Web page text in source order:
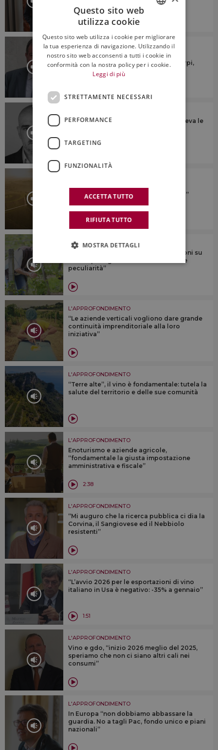
L'APPROFONDIMENTO
“Ridurre la produzione? No a
generalizzazioni su taglio rese o estirpi,
ogni territorio è diverso”
“Ascoltava tutti, parlava a tutti, e vedeva le
Il valore di essere B-Corp e delle
certificazioni di sostenibilità: il “caso”
L'APPROFONDIMENTO
Vino & finanza, il futuro “sono soluzioni su
misura per ogni azienda che ha le sue
peculiarità”
L'APPROFONDIMENTO
“Le aziende verticali vogliono dare grande
continuità imprenditoriale alla loro
iniziativa”
L'APPROFONDIMENTO
“Terre alte”, il vino è fondamentale: tutela la
salute del territorio e delle sue comunità
L'APPROFONDIMENTO
Enoturismo e aziende agricole,
“fondamentale la giusta impostazione
amministrativa e fiscale”
2:38
L'APPROFONDIMENTO
“Mi auguro che la ricerca pubblica ci dia la
Corvina, il Sangiovese ed il Nebbiolo
resistenti”
L'APPROFONDIMENTO
“L’avvio 2026 per le esportazioni di vino
italiano in Usa è negativo: -35% a gennaio”
1:51
L'APPROFONDIMENTO
Vino e gdo, “inizio 2026 meglio del 2025,
speriamo che non ci siano altri cali nei
consumi”
L'APPROFONDIMENTO
In Europa “non dobbiamo abbassare la
guardia. No a tagli Pac, fondo unico e piani
nazionali”
ENGLISH
Questo sito web
utilizza cookie
Questo sito web utilizza i cookie per migliorare
la tua esperienza di navigazione. Utilizzando il
nostro sito web acconsenti a tutti i cookie in
conformità con la nostra policy per i cookie.
Leggi di più
STRETTAMENTE NECESSARI
PERFORMANCE
TARGETING
FUNZIONALITÀ
ACCETTA TUTTO
RIFIUTA TUTTO
MOSTRA DETTAGLI